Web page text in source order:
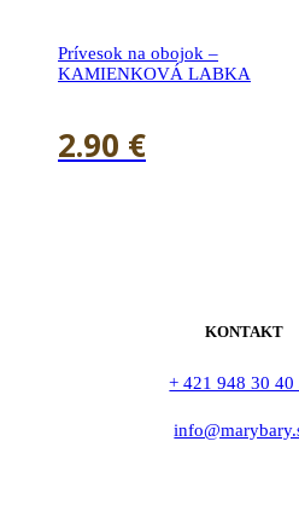
Prívesok na obojok –
KAMIENKOVÁ LABKA
2.90 €
KONTAKT
+ 421 948 30 40